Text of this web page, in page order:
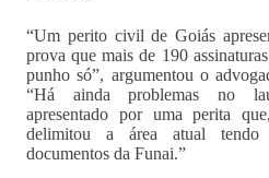
“Um perito civil de Goiás
prova que mais de 190
punho só”, argumentou o
“Há ainda problemas no
apresentado por uma perita
delimitou a área atual tendo
documentos da Funai.”